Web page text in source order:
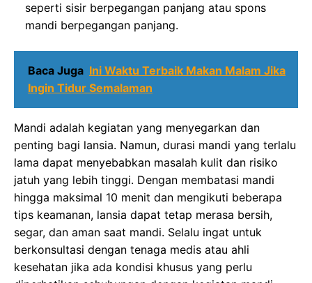
seperti sisir berpegangan panjang atau spons
mandi berpegangan panjang.
Baca Juga Ini Waktu Terbaik Makan Malam Jika
Ingin Tidur Semalaman
Mandi adalah kegiatan yang menyegarkan dan
penting bagi lansia. Namun, durasi mandi yang terlalu
lama dapat menyebabkan masalah kulit dan risiko
jatuh yang lebih tinggi. Dengan membatasi mandi
hingga maksimal 10 menit dan mengikuti beberapa
tips keamanan, lansia dapat tetap merasa bersih,
segar, dan aman saat mandi. Selalu ingat untuk
berkonsultasi dengan tenaga medis atau ahli
kesehatan jika ada kondisi khusus yang perlu